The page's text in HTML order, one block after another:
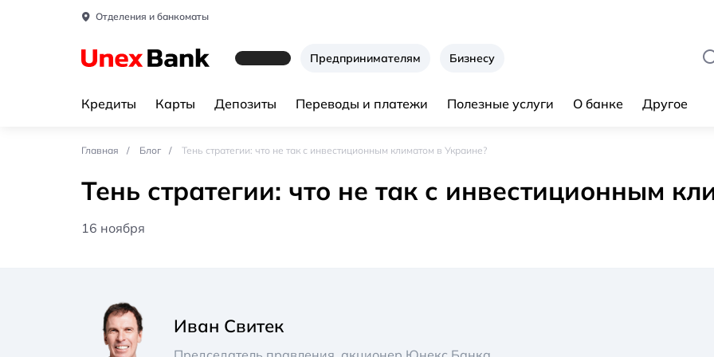
Отделения и банкоматы
Предпринимателям Бизнесу
Кредиты Карты Депозиты Переводы и платежи Полезные услуги О банке Другое
Главная Блог Тень стратегии: что не так с инвестиционным климатом в Украине?
Тень стратегии: что не так с инвестиционным
16 ноября
Иван Свитек